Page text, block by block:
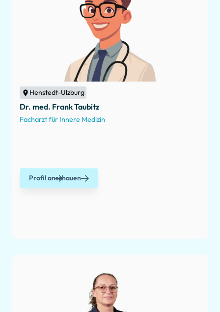
Henstedt-Ulzburg
Dr. med. Frank Taubitz
Facharzt für Innere Medizin
Profil anschauen